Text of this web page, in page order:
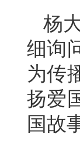
杨
细询
为传
扬爱
国故